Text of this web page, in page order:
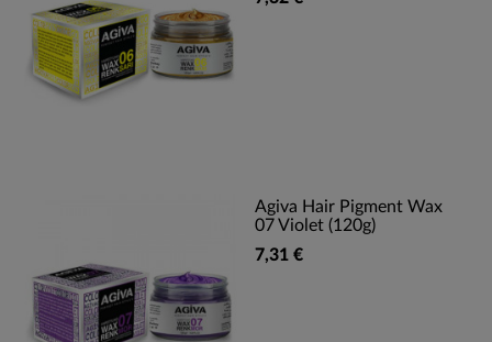
Agiva Hair Pigment Wax
07 Violet (120g)
7,31 €